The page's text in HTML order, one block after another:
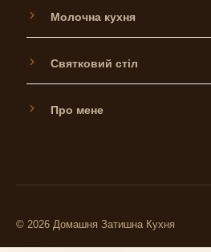
Молочна кухня
Святковий стіл
Про мене
© 2026 Домашня Затишна Кухня